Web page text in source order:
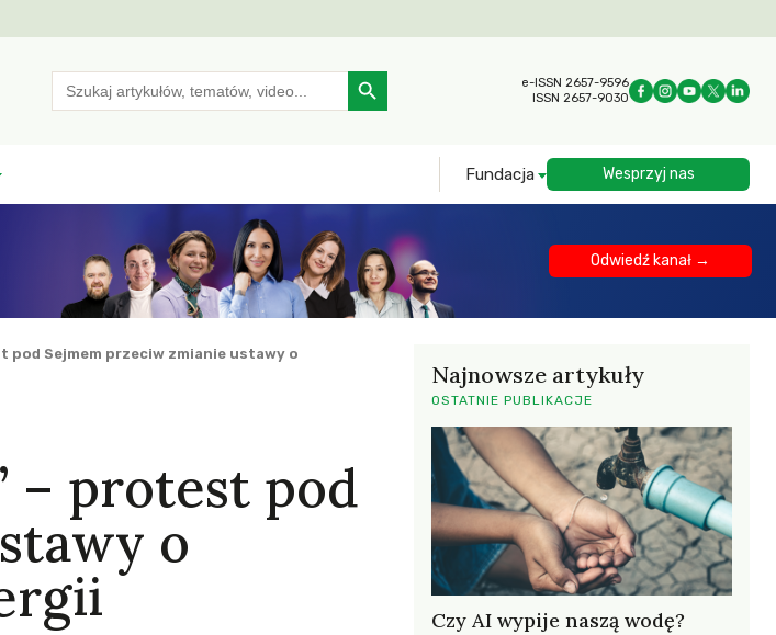
Search
for:
Search Button
e-ISSN 2657-9596
ISSN 2657-9030
Fundacja Wesprzyj nas
Odwiedź kanał →
pod Sejmem przeciw zmianie ustawy o
– protest pod
o
Najnowsze artykuły
OSTATNIE PUBLIKACJE
Czy AI wypije naszą wodę?